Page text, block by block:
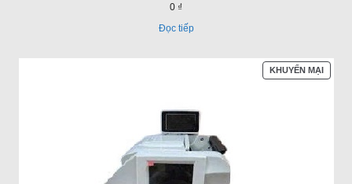
0 ₫
Đọc tiếp
KHUYẾN MẠISẢN
PHẨM